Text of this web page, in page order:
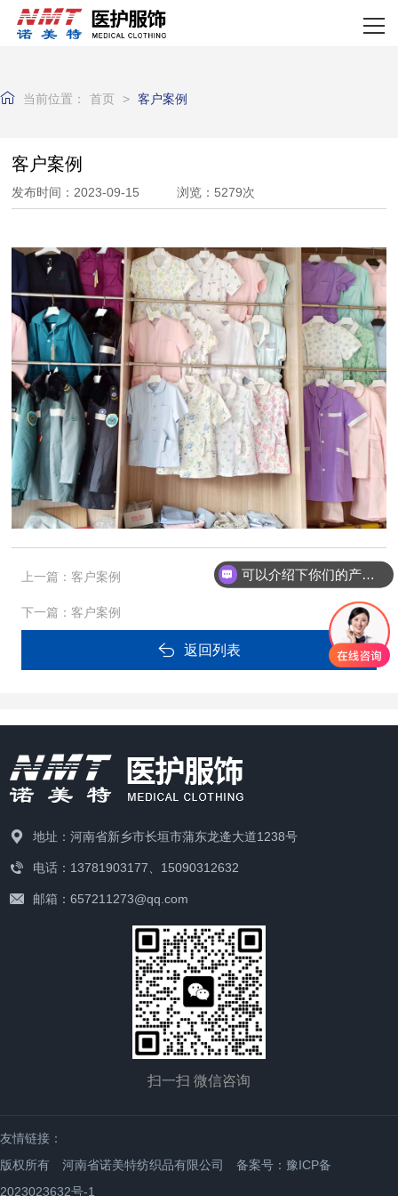
网站首页
新闻资讯
企业实力
客户案例
联系我们
当前位置： 首页 > 客户案例
客户案例
发布时间：2023-09-15 浏览：5279次
上一篇： 客户案例
下一篇： 客户案例
返回列表
地址：河南省新乡市长垣市蒲东龙逄大道1238号
电话：13781903177、15090312632
邮箱：657211273@qq.com
扫一扫 微信咨询
友情链接：
版权所有 河南省诺美特纺织品有限公司 备案号：豫ICP备
2023023632号-1
可以介绍下你们的产品么